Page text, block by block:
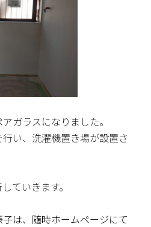
ガラスになりました。
い、洗濯機置き場が設置さ
ていきます。
は、随時ホームページにて